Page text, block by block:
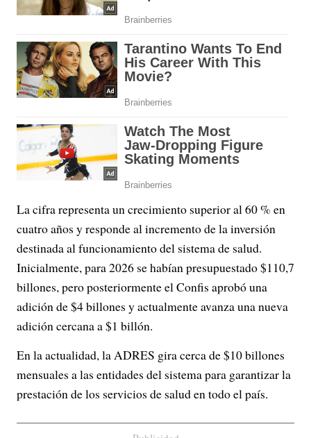
La cifra representa un crecimiento superior al 60 % en
cuatro años y responde al incremento de la inversión
destinada al funcionamiento del sistema de salud.
Inicialmente, para 2026 se habían presupuestado $110,7
billones, pero posteriormente el Confis aprobó una
adición de $4 billones y actualmente avanza una nueva
adición cercana a $1 billón.
En la actualidad, la ADRES gira cerca de $10 billones
mensuales a las entidades del sistema para garantizar la
prestación de los servicios de salud en todo el país.